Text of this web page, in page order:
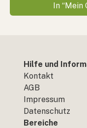
In “Mein
Hilfe und
Kontakt
AGB
Impressum
Datenschutz
Bereiche